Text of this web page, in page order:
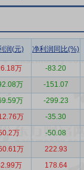
润(元) 净利润同比(%)
万 -83.20
万 -151.07
万 -299.23
万 -35.30
万 -50.08
万 222.93
万 178.64